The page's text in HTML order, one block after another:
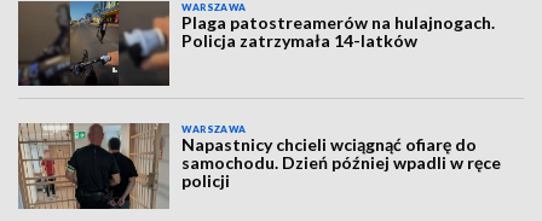
WARSZAWA
Plaga patostreamerów na hulajnogach.
Policja zatrzymała 14-latków
WARSZAWA
Napastnicy chcieli wciągnąć ofiarę do
samochodu. Dzień później wpadli w ręce
policji